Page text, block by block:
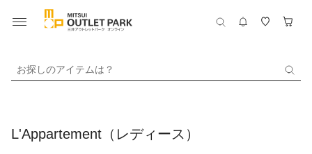
お探しのアイテムは？
L'Appartement（レディース）